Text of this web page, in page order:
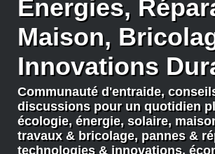
Énergies,
Maison,
Innovations
Communauté d'entraide,
discussions pour un quotidien
écologie, énergie, solaire,
travaux & bricolage, pannes &
technologies & innovations,